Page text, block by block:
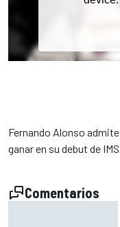
Fernando Alonso admite
ganar en su debut de
Comentarios